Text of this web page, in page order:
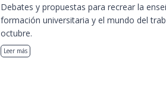
Debates y propuestas para recrear la
formación universitaria y el mundo del
octubre.
Leer más